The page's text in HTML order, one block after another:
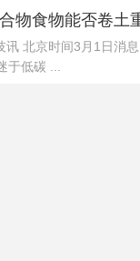
物食物能否卷土
北京时间3月1日消息
低碳 ...